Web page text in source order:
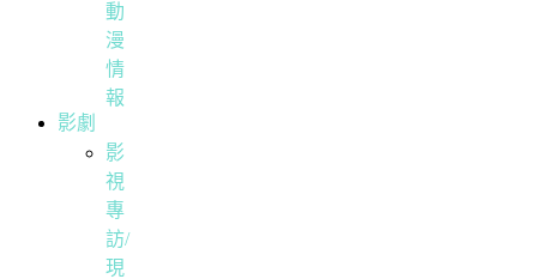
動
漫
情
報
影劇
影
視
專
訪/
現